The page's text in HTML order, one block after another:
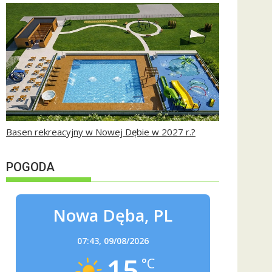
Basen rekreacyjny w Nowej Dębie w 2027 r.?
POGODA
Nowa Dęba, PL
07:43, 09/08/2026
°C